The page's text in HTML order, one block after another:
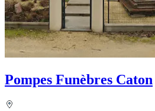
Pompes Funèbres Caton